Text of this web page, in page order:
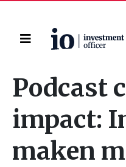
Home
Podcast
impact:
maken